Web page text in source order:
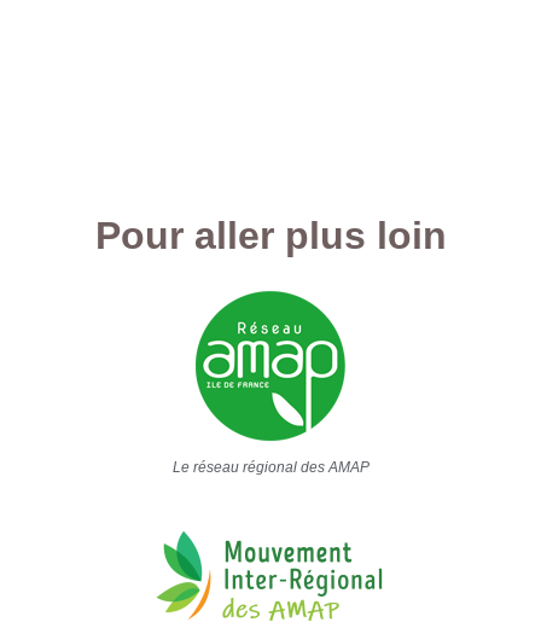
Pour aller plus loin
Le réseau régional des AMAP